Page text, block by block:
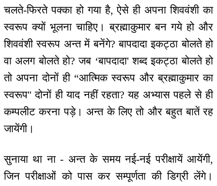
चलते-फिरते पक्का हो गया है, ऐसे ही अपना शिववंशी का
स्वरूप क्यों भूलना चाहिए। ब्रह्माकुमार बन गये हो और
शिववंशी स्वरूप अन्त में बनेंगे? बापदादा इकट्ठा बोलते हो
वा अलग बोलते हो? जब ‘बापदादा' शब्द इकट्ठा बोलते हो
तो अपना दोनों ही “आत्मिक स्वरूप और ब्रह्माकुमार का
स्वरूप'' दोनों ही याद नहीं रहता? यह अभ्यास पहले से ही
कम्पलीट करना पड़े। अन्त के लिए तो और बहुत बातें रह
जायेंगी।
सुनाया था ना - अन्त के समय नई-नई परीक्षायें आयेंगी,
जिन परीक्षाओं को पास कर सम्पूर्णता की डिग्री लेंगे।